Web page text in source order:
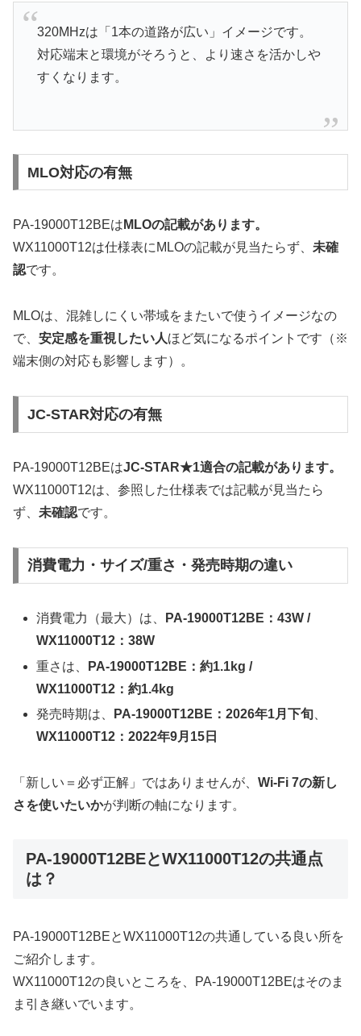
320MHzは「1本の道路が広い」イメージです。
対応端末と環境がそろうと、より速さを活かしや
すくなります。
MLO対応の有無
PA-19000T12BEは MLOの記載があります。
WX11000T12は仕様表にMLOの記載が見当たらず、 未確
認です。
MLOは、混雑しにくい帯域をまたいで使うイメージなの
で、 安定感を重視したい人ほど気になるポイントです（※
端末側の対応も影響します）。
JC-STAR対応の有無
PA-19000T12BEはJC-STAR★1適合の記載があります。
WX11000T12は、参照した仕様表では記載が見当たら
ず、 未確認です。
消費電力・サイズ/重さ・発売時期の違い
消費電力（最大）は、
PA-19000T12BE：43W /
WX11000T12：38W
重さは、
PA-19000T12BE：約1.1kg /
WX11000T12：約1.4kg
発売時期は、
PA-19000T12BE：2026年1月下旬
WX11000T12：2022年9月15日
「新しい＝必ず正解」ではありませんが、 Wi-Fi 7の新し
さを使いたいかが判断の軸になります。
PA-19000T12BEとWX11000T12の共通点
は？
PA-19000T12BEとWX11000T12の共通している良い所を
ご紹介します。
WX11000T12の良いところを、PA-19000T12BEはそのま
ま引き継いでいます。